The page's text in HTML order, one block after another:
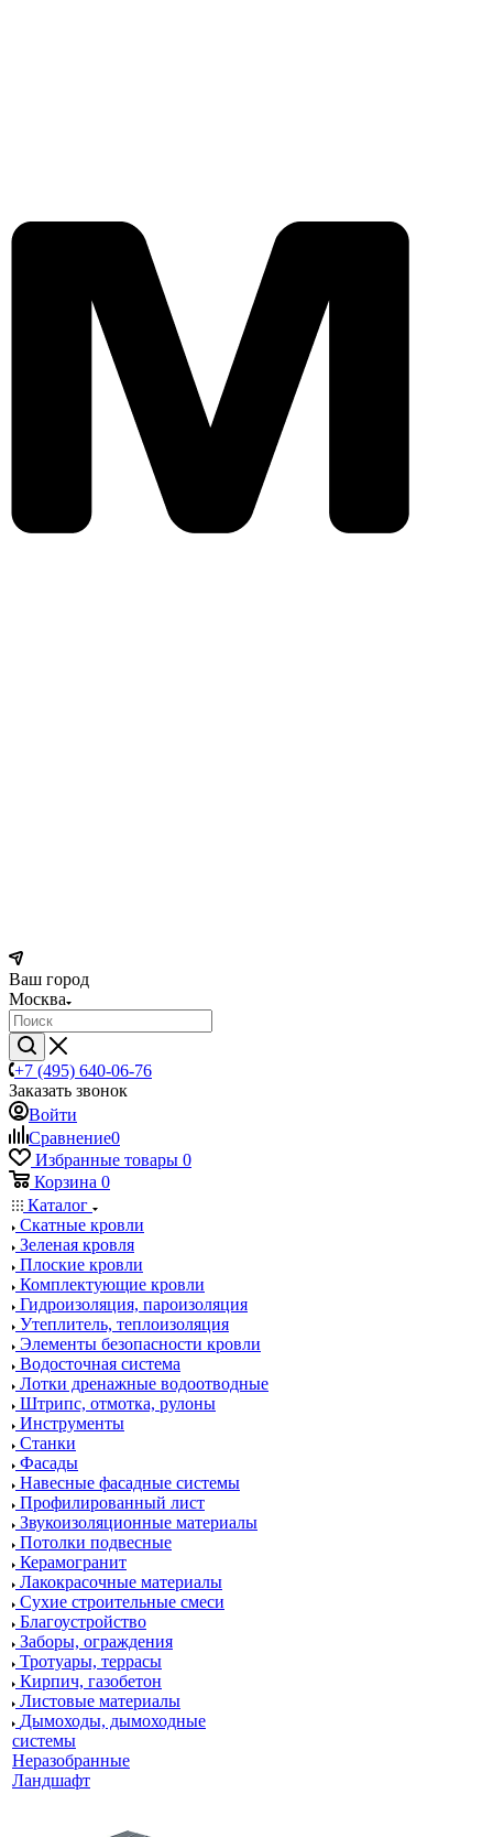
Ваш город
Москва
+7 (495) 640-06-76
Заказать звонок
Войти
Сравнение0
Избранные товары 0
Корзина 0
Каталог
Скатные кровли
Зеленая кровля
Плоские кровли
Комплектующие кровли
Гидроизоляция, пароизоляция
Утеплитель, теплоизоляция
Элементы безопасности кровли
Водосточная система
Лотки дренажные водоотводные
Штрипс, отмотка, рулоны
Инструменты
Станки
Фасады
Навесные фасадные системы
Профилированный лист
Звукоизоляционные материалы
Потолки подвесные
Керамогранит
Лакокрасочные материалы
Сухие строительные смеси
Благоустройство
Заборы, ограждения
Тротуары, террасы
Кирпич, газобетон
Листовые материалы
Дымоходы, дымоходные
системы
Неразобранные
Ландшафт